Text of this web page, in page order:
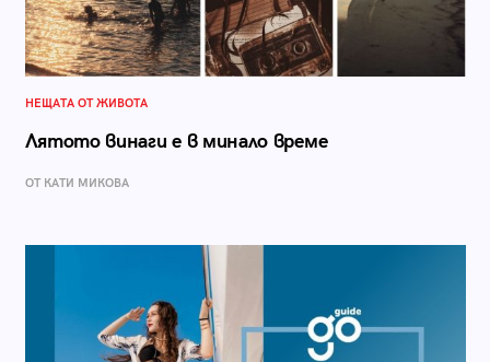
НЕЩАТА ОТ ЖИВОТА
Лятото винаги е в минало време
ОТ КАТИ МИКОВА